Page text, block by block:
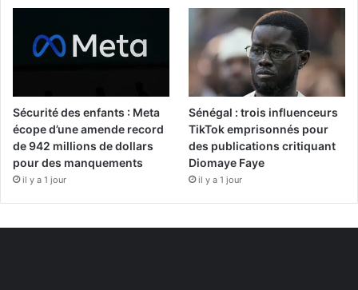
Sécurité des enfants : Meta
écope d’une amende record
de 942 millions de dollars
pour des manquements
il y a 1 jour
Sénégal : trois influenceurs
TikTok emprisonnés pour
des publications critiquant
Diomaye Faye
il y a 1 jour